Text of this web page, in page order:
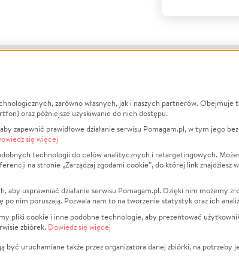
Prywatności
serwisów
plików cookie
zgodami cookie
O nas
Opinie
Raporty
Za darmo
Dla NGO
Fundacja Pomagam.pl
zarówno własnych, jak i naszych partnerów.
oraz późniejsze uzyskiwanie do nich dostępu.
zapewnić prawidłowe działanie serwisu Pomagam.pl, w tym jego
się więcej
technologii do celów analitycznych i retargetingowych.
na stronie „Zarządzaj zgodami cookie”, do której link
aby usprawniać działanie serwisu Pomagam.pl. Dzięki nim możemy
po nim poruszają. Pozwala nam to na tworzenie statystyk oraz ich
pliki cookie i inne podobne technologie, aby prezentować
zbiórek. Dowiedz się więcej
być uruchamiane także przez organizatora danej zbiórki, na potrzeby